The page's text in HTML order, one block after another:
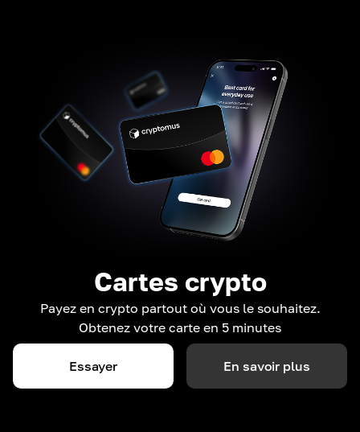
Cartes crypto
Payez en crypto partout où vous le souhaitez.
Obtenez votre carte en 5 minutes
Essayer En savoir plus